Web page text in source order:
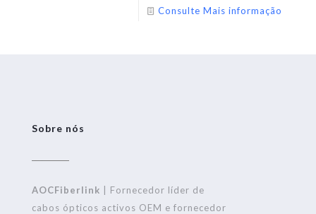
Consulte Mais informação
Sobre nós
AOCFiberlink | Fornecedor líder de
cabos ópticos activos OEM e fornecedor